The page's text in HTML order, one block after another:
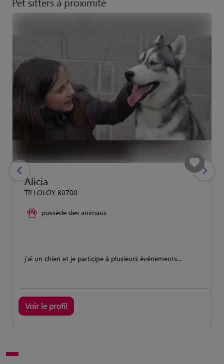
Alicia
TILLOLOY 80700
possède des animaux
j'ai un chien et je participe à plusieurs événements...
Voir le profil
previous Suivant